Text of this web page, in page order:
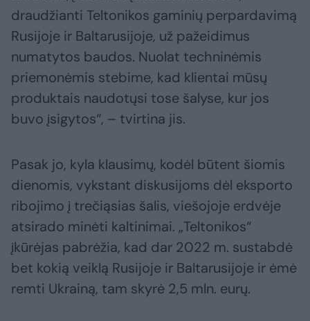
draudžianti Teltonikos gaminių perpardavimą
Rusijoje ir Baltarusijoje, už pažeidimus
numatytos baudos. Nuolat techninėmis
priemonėmis stebime, kad klientai mūsų
produktais naudotųsi tose šalyse, kur jos
buvo įsigytos“, – tvirtina jis.
Pasak jo, kyla klausimų, kodėl būtent šiomis
dienomis, vykstant diskusijoms dėl eksporto
ribojimo į trečiąsias šalis, viešojoje erdvėje
atsirado minėti kaltinimai. „Teltonikos“
įkūrėjas pabrėžia, kad dar 2022 m. sustabdė
bet kokią veiklą Rusijoje ir Baltarusijoje ir ėmė
remti Ukrainą, tam skyrė 2,5 mln. eurų.